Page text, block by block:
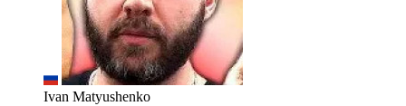
Ivan Matyushenko